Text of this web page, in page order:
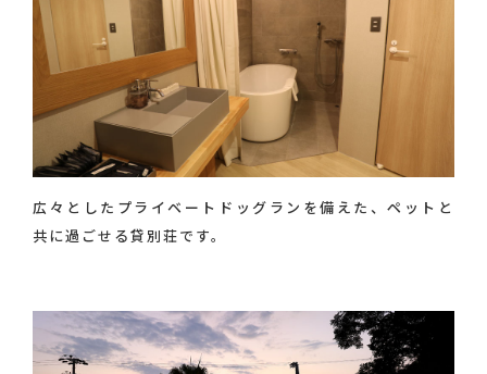
広々としたプライベートドッグランを備えた、ペットと
共に過ごせる貸別荘です。